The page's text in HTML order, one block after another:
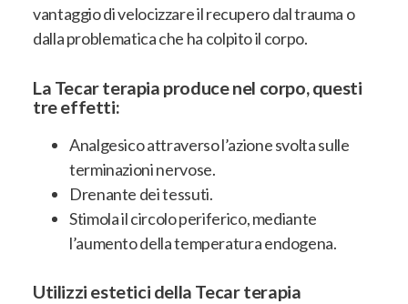
vantaggio di velocizzare il recupero dal trauma o
dalla problematica che ha colpito il corpo.
La Tecar terapia produce nel corpo, questi
tre effetti:
Analgesico attraverso l’azione svolta sulle
terminazioni nervose.
Drenante dei tessuti.
Stimola il circolo periferico, mediante
l’aumento della temperatura endogena.
Utilizzi estetici della Tecar terapia